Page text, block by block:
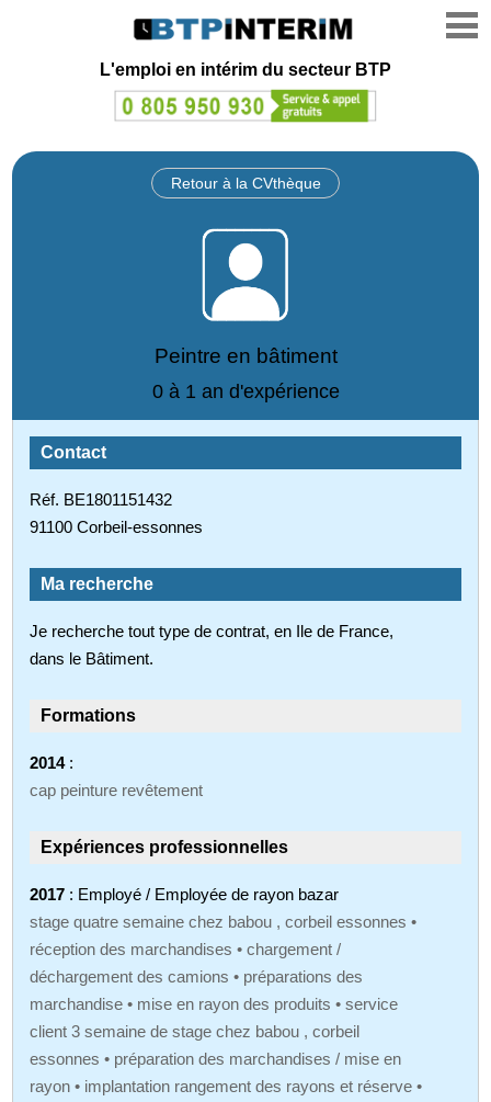
L'emploi en intérim du secteur BTP
Retour à la CVthèque
Peintre en bâtiment
0 à 1 an d'expérience
Contact
Réf. BE1801151432
91100 Corbeil-essonnes
Ma recherche
Je recherche tout type de contrat, en Ile de France,
dans le Bâtiment.
Formations
2014:
cap peinture revêtement
Expériences professionnelles
2017 : Employé / Employée de rayon bazar
stage quatre semaine chez babou , corbeil essonnes •
réception des marchandises • chargement /
déchargement des camions • préparations des
marchandise • mise en rayon des produits • service
client 3 semaine de stage chez babou , corbeil
essonnes • préparation des marchandises / mise en
rayon • implantation rangement des rayons et réserve •